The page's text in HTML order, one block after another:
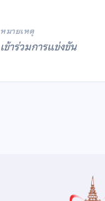
หมายเหตุ
เข้าร่วมการแข่งขัน